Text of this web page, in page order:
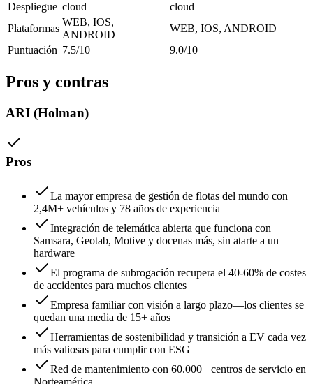
Despliegue cloud
cloud
Plataformas
WEB, IOS,
ANDROID
WEB, IOS, ANDROID
Puntuación 7.5/10 9.0/10
Pros y contras
ARI (Holman)
Pros
La mayor empresa de gestión de flotas del mundo con
2,4M+ vehículos y 78 años de experiencia
Integración de telemática abierta que funciona con
Samsara, Geotab, Motive y docenas más, sin atarte a un
hardware
El programa de subrogación recupera el 40-60% de costes
de accidentes para muchos clientes
Empresa familiar con visión a largo plazo—los clientes se
quedan una media de 15+ años
Herramientas de sostenibilidad y transición a EV cada vez
más valiosas para cumplir con ESG
Red de mantenimiento con 60.000+ centros de servicio en
Norteamérica